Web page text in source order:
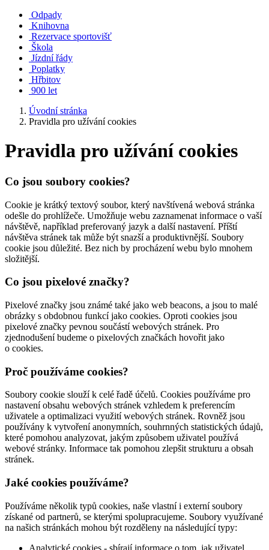
Odpady
Knihovna
Rezervace sportovišť
Škola
Jízdní řády
Poplatky
Hřbitov
900 let
Úvodní stránka
Pravidla pro užívání cookies
Pravidla pro užívání cookies
Co jsou soubory cookies?
Cookie je krátký textový soubor, který navštívená webová stránka
odešle do prohlížeče. Umožňuje webu zaznamenat informace o vaší
návštěvě, například preferovaný jazyk a další nastavení. Příští
návštěva stránek tak může být snazší a produktivnější. Soubory
cookie jsou důležité. Bez nich by procházení webu bylo mnohem
složitější.
Co jsou pixelové značky?
Pixelové značky jsou známé také jako web beacons, a jsou to malé
obrázky s obdobnou funkcí jako cookies. Oproti cookies jsou
pixelové značky pevnou součástí webových stránek. Pro
zjednodušení budeme o pixelových značkách hovořit jako
o cookies.
Proč používáme cookies?
Soubory cookie slouží k celé řadě účelů. Cookies používáme pro
nastavení obsahu webových stránek vzhledem k preferencím
uživatele a optimalizaci využití webových stránek. Rovněž jsou
používány k vytvoření anonymních, souhrnných statistických údajů,
které pomohou analyzovat, jakým způsobem uživatel používá
webové stránky. Informace tak pomohou zlepšit strukturu a obsah
stránek.
Jaké cookies používáme?
Používáme několik typů cookies, naše vlastní i externí soubory
získané od partnerů, se kterými spolupracujeme. Soubory využívané
na našich stránkách mohou být rozděleny na následující typy:
Analytické cookies - sbírají informace o tom, jak uživatel